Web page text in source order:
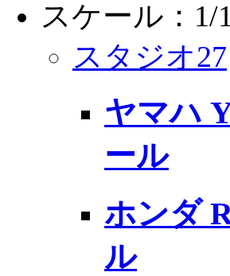
スケール：1/
スタジオ27
ヤマハ
ール
ホンダ
ル